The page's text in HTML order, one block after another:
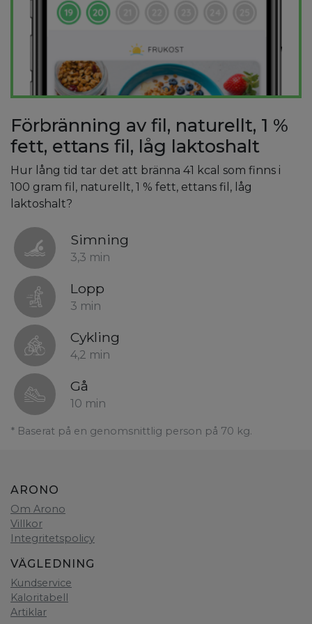
Förbränning av fil, naturellt, 1 %
fett, ettans fil, låg laktoshalt
Hur lång tid tar det att bränna 41 kcal som finns i
100 gram fil, naturellt, 1 % fett, ettans fil, låg
laktoshalt?
Simning
3,3 min
Lopp
3 min
Cykling
4,2 min
Gå
10 min
* Baserat på en genomsnittlig person på 70 kg.
ARONO
Om Arono
Villkor
Integritetspolicy
VÄGLEDNING
Kundservice
Kaloritabell
Artiklar